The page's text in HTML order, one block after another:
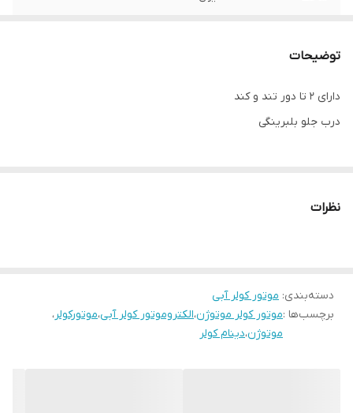
شدن
توضیحات
دارای ۲ تا دور تند و کند
درب جلو بلبرینگی
نظرات
دسته‌بندی: موتور کولر آبی
برچسب‌ها :موتور کولر موتوژن،الکتروموتور کولر آبی،موتورکولر،
موتوژن،دینام کولر